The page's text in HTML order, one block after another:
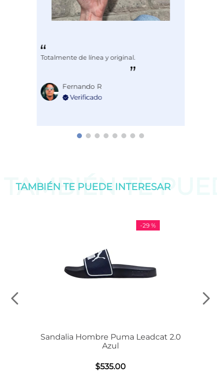
Totalmente de línea y original.
Fernando R
TAMBIÉN TE
TAMBIÉN TE PUEDE INTERESAR
-29 %
Sandalia Hombre Puma Leadcat 2.0
Azul
$535.00